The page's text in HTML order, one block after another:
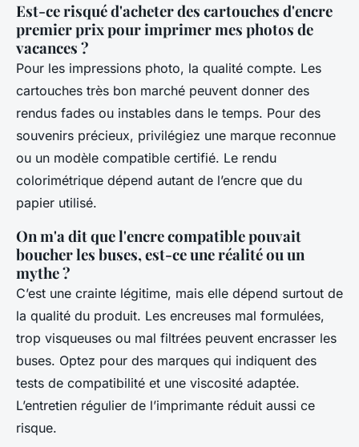
Est-ce risqué d'acheter des cartouches d'encre
premier prix pour imprimer mes photos de
vacances ?
Pour les impressions photo, la qualité compte. Les
cartouches très bon marché peuvent donner des
rendus fades ou instables dans le temps. Pour des
souvenirs précieux, privilégiez une marque reconnue
ou un modèle compatible certifié. Le rendu
colorimétrique dépend autant de l’encre que du
papier utilisé.
On m'a dit que l'encre compatible pouvait
boucher les buses, est-ce une réalité ou un
mythe ?
C’est une crainte légitime, mais elle dépend surtout de
la qualité du produit. Les encreuses mal formulées,
trop visqueuses ou mal filtrées peuvent encrasser les
buses. Optez pour des marques qui indiquent des
tests de compatibilité et une viscosité adaptée.
L’entretien régulier de l’imprimante réduit aussi ce
risque.